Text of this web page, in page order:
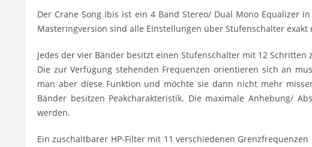
Der Crane Song Ibis ist ein 4 Band Stereo/ Dual Mono Equalizer
Masteringversion sind alle Einstellungen über Stufenschalter
Jedes der vier Bänder besitzt einen Stufenschalter mit 12 Schritten
Die zur Verfügung stehenden Frequenzen orientieren sich an
man aber diese Funktion und möchte sie dann nicht mehr
Bänder besitzen Peakcharakteristik. Die maximale Anhebung/
werden.
Ein zuschaltbarer HP-Filter mit 11 verschiedenen